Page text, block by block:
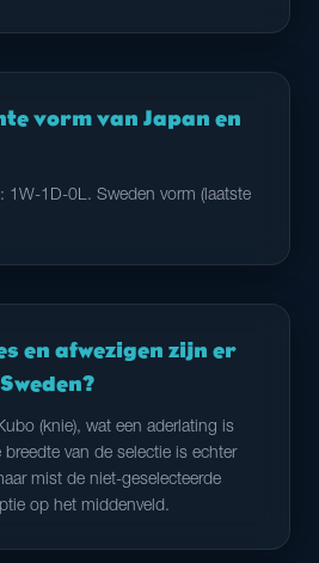
vorm van Japan en
1W-1D-0L. Sweden vorm (laatste
en afwezigen zijn er
(knie), wat een aderlating is
van de selectie is echter
mist de niet-geselecteerde
op het middenveld.